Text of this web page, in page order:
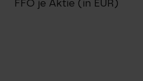
FFO je Aktie (in EUR)